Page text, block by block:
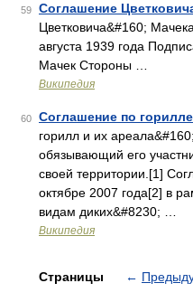
59 Соглашение
Цветковича&#160;
августа 1939 года
Мачек Стороны …
Википедия
60 Соглашение по горилле
горилл и их
обязывающий его
своей территории.[1]
октябре 2007 года[2] в
видам диких&#8230; …
Википедия
Страницы ←